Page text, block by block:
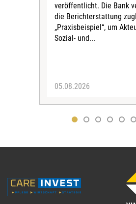
veröffentlicht. Die Bank
die Berichterstattung
„Praxisbeispiel“, um
Sozial- und...
05.08.2026